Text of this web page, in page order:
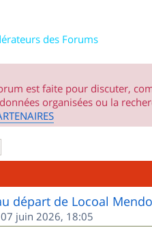
des Forums
est faite pour discuter,
organisées ou la
départ de Locoal
07 juin 2026, 18:05